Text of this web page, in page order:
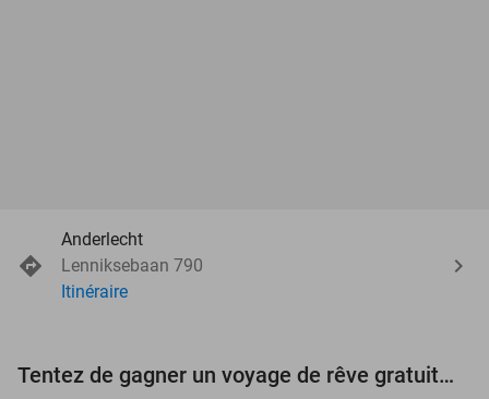
Anderlecht
Lenniksebaan 790
Itinéraire
Tentez de gagner un voyage de rêve gratuit d'une valeur de 3.000 € !